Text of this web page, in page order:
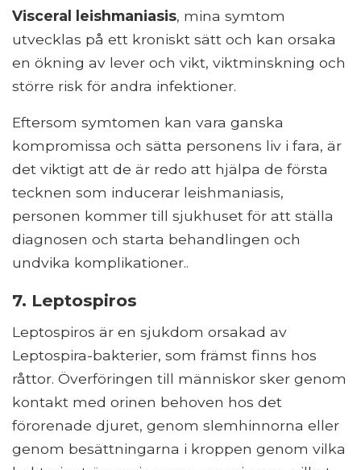
Visceral leishmaniasis, mina symtom
utvecklas på ett kroniskt sätt och kan orsaka
en ökning av lever och vikt, viktminskning och
större risk för andra infektioner.
Eftersom symtomen kan vara ganska
kompromissa och sätta personens liv i fara, är
det viktigt att de är redo att hjälpa de första
tecknen som inducerar leishmaniasis,
personen kommer till sjukhuset för att ställa
diagnosen och starta behandlingen och
undvika komplikationer..
7. Leptospiros
Leptospiros är en sjukdom orsakad av
Leptospira-bakterier, som främst finns hos
råttor. Överföringen till människor sker genom
kontakt med orinen behoven hos det
förorenade djuret, genom slemhinnorna eller
genom besättningarna i kroppen genom vilka